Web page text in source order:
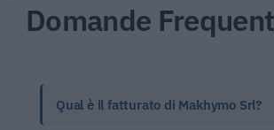
Domande
Qual è il fatturato di Makhymo Srl?